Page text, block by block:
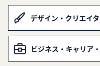
デザイン・クリエイ
ビジネス・キャリア